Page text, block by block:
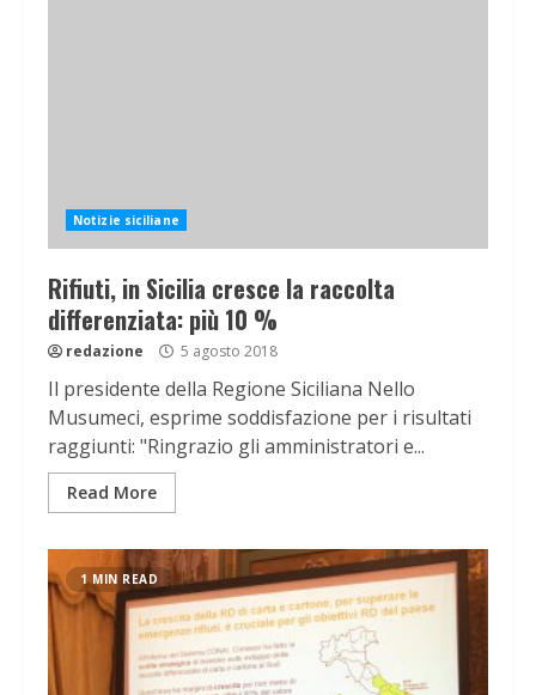
Notizie siciliane
Rifiuti, in Sicilia cresce la raccolta
differenziata: più 10 %
redazione 5 agosto 2018
Il presidente della Regione Siciliana Nello
Musumeci, esprime soddisfazione per i risultati
raggiunti: "Ringrazio gli amministratori e...
Read More
1 MIN READ